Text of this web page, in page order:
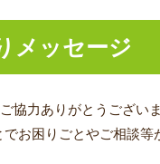
メッセージ
協力ありがとうございま
でお困りごとやご相談